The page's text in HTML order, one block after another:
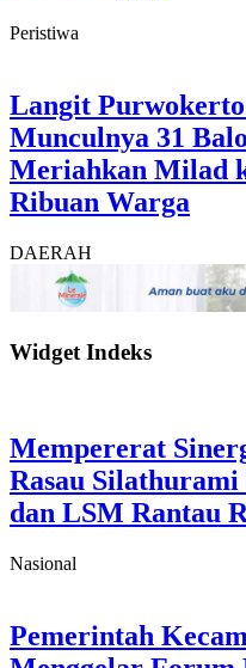
Peristiwa
Langit
Munculnya 31
Meriahkan Milad
Ribuan Warga
DAERAH
Widget Indeks
Mempererat
Rasau Silathurami
dan LSM Rantau
Nasional
Pemerintah